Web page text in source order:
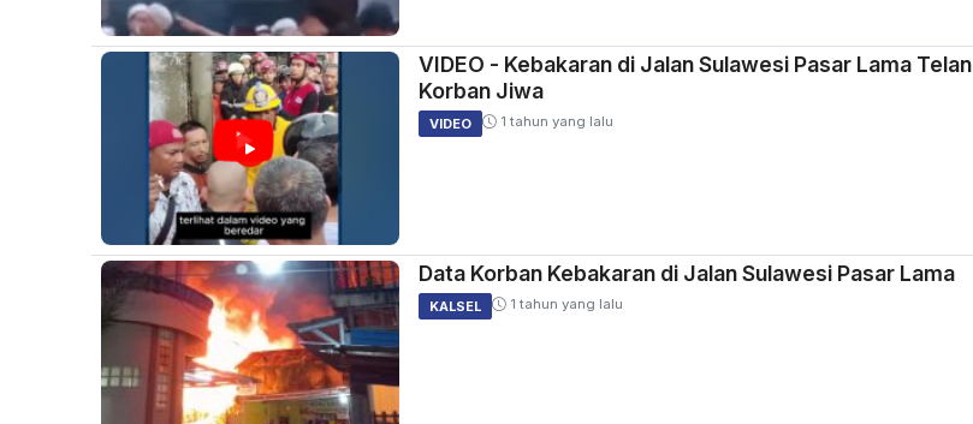
VIDEO - Kebakaran di Jalan Sulawesi Pasar Lama Telan
Korban Jiwa
VIDEO 1 tahun yang lalu
Data Korban Kebakaran di Jalan Sulawesi Pasar Lama
KALSEL 1 tahun yang lalu